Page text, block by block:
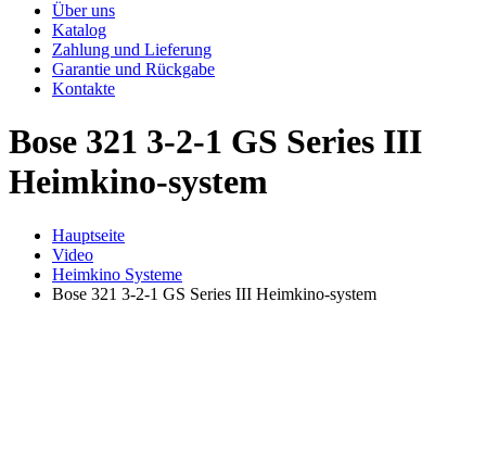
Über uns
Katalog
Zahlung und Lieferung
Garantie und Rückgabe
Kontakte
Bose 321 3-2-1 GS Series III
Heimkino-system
Hauptseite
Video
Heimkino Systeme
Bose 321 3-2-1 GS Series III Heimkino-system